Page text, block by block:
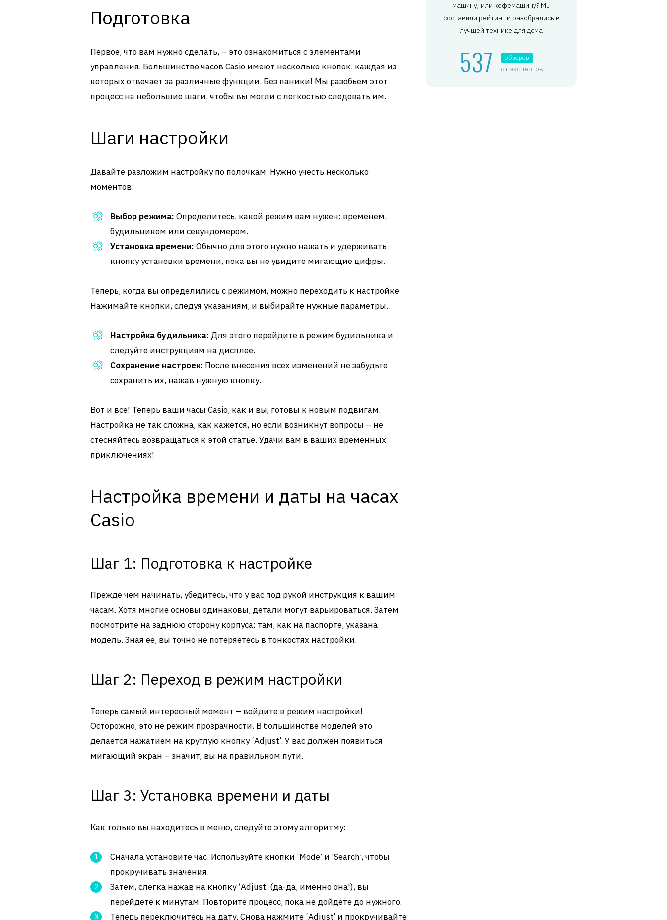
Подготовка
Первое, что вам нужно сделать, – это ознакомиться с элементами
управления. Большинство часов Casio имеют несколько кнопок, каждая из
которых отвечает за различные функции. Без паники! Мы разобьем этот
процесс на небольшие шаги, чтобы вы могли с легкостью следовать им.
Шаги настройки
Давайте разложим настройку по полочкам. Нужно учесть несколько
моментов:
Выбор режима: Определитесь, какой режим вам нужен: временем,
будильником или секундомером.
Установка времени: Обычно для этого нужно нажать и удерживать
кнопку установки времени, пока вы не увидите мигающие цифры.
Теперь, когда вы определились с режимом, можно переходить к настройке.
Нажимайте кнопки, следуя указаниям, и выбирайте нужные параметры.
Настройка будильника: Для этого перейдите в режим будильника и
следуйте инструкциям на дисплее.
Сохранение настроек: После внесения всех изменений не забудьте
сохранить их, нажав нужную кнопку.
Вот и все! Теперь ваши часы Casio, как и вы, готовы к новым подвигам.
Настройка не так сложна, как кажется, но если возникнут вопросы – не
стесняйтесь возвращаться к этой статье. Удачи вам в ваших временных
приключениях!
Настройка времени и даты на часах
Casio
Шаг 1: Подготовка к настройке
Прежде чем начинать, убедитесь, что у вас под рукой инструкция к вашим
часам. Хотя многие основы одинаковы, детали могут варьироваться. Затем
посмотрите на заднюю сторону корпуса: там, как на паспорте, указана
модель. Зная ее, вы точно не потеряетесь в тонкостях настройки.
Шаг 2: Переход в режим настройки
Теперь самый интересный момент – войдите в режим настройки!
Осторожно, это не режим прозрачности. В большинстве моделей это
делается нажатием на круглую кнопку ‘Adjust’. У вас должен появиться
мигающий экран – значит, вы на правильном пути.
Шаг 3: Установка времени и даты
Как только вы находитесь в меню, следуйте этому алгоритму:
Сначала установите час. Используйте кнопки ‘Mode’ и ‘Search’, чтобы
прокручивать значения.
Затем, слегка нажав на кнопку ‘Adjust’ (да-да, именно она!), вы
перейдете к минутам. Повторите процесс, пока не дойдете до нужного.
Теперь переключитесь на дату. Снова нажмите ‘Adjust’ и прокручивайте
машину, или кофемашину? Мы
составили рейтинг и разобрались в
лучшей технике для дома
537 обзоров
от экспертов